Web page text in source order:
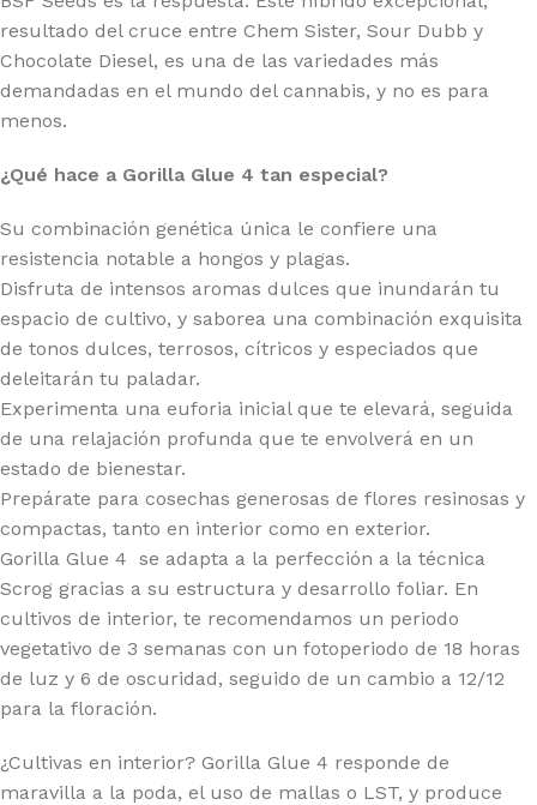
resultado del cruce entre Chem Sister, Sour Dubb y
Chocolate Diesel, es una de las variedades más
demandadas en el mundo del cannabis, y no es para
menos.
¿Qué hace a Gorilla Glue 4 tan especial?
Su combinación genética única le confiere una
resistencia notable a hongos y plagas.
Disfruta de intensos aromas dulces que inundarán tu
espacio de cultivo, y saborea una combinación exquisita
de tonos dulces, terrosos, cítricos y especiados que
deleitarán tu paladar.
Experimenta una euforia inicial que te elevará, seguida
de una relajación profunda que te envolverá en un
estado de bienestar.
Prepárate para cosechas generosas de flores resinosas y
compactas, tanto en interior como en exterior.
Gorilla Glue 4 se adapta a la perfección a la técnica
Scrog gracias a su estructura y desarrollo foliar. En
cultivos de interior, te recomendamos un periodo
vegetativo de 3 semanas con un fotoperiodo de 18 horas
de luz y 6 de oscuridad, seguido de un cambio a 12/12
para la floración.
¿Cultivas en interior? Gorilla Glue 4 responde de
maravilla a la poda, el uso de mallas o LST, y produce